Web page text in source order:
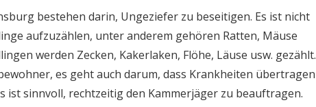
bestehen darin, Ungeziefer zu beseitigen. Es ist nicht
aufzuzählen, unter anderem gehören Ratten, Mäuse
werden Zecken, Kakerlaken, Flöhe, Läuse usw. gezählt.
es geht auch darum, dass Krankheiten übertragen
ist sinnvoll, rechtzeitig den Kammerjäger zu beauftragen.